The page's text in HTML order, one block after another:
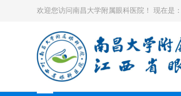
欢迎您访问南昌大学附属眼科医院！ 现在是：